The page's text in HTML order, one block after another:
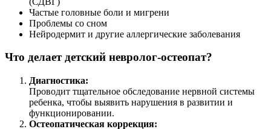
Частые головные боли и мигрени
Проблемы со сном
Нейродермит и другие аллергические заболевания
Что делает детский невролог-остеопат?
Диагностика:
Проводит тщательное обследование нервной системы
ребенка, чтобы выявить нарушения в развитии и
функционировании.
Остеопатическая коррекция: